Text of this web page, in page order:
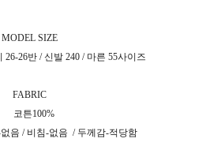
MODEL SIZE
26-26반 / 신발 240 / 마른 55사이즈
FABRIC
코튼100%
음 / 비침-없음 / 두께감-적당함